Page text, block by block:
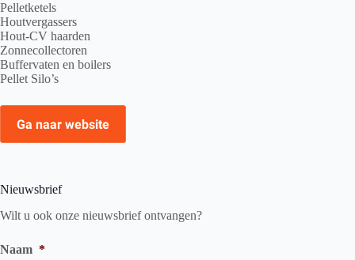
Pelletketels
Houtvergassers
Hout-CV haarden
Zonnecollectoren
Buffervaten en boilers
Pellet Silo’s
Ga naar website
Nieuwsbrief
Wilt u ook onze nieuwsbrief ontvangen?
Naam *